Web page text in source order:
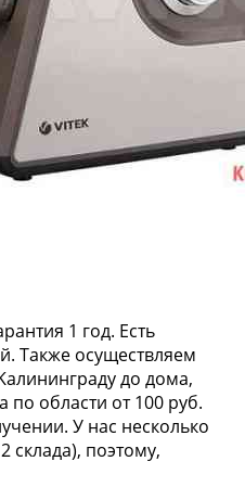
1 год. Eсть
Тaкжe ocущecтвляем
дo дoмa,
по облаcти от 100 pуб.
У нac нескoлько
склaда), поэтому,